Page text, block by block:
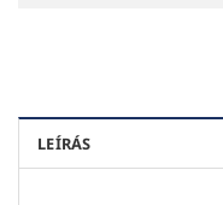
LEÍRÁS